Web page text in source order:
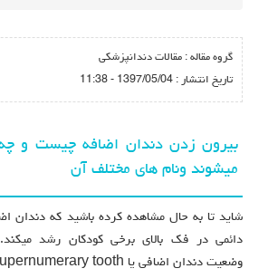
گروه مقاله : مقالات دندانپزشکی
تاريخ انتشار : 1397/05/04 - 11:38
بیرون زدن دندان اضافه چیست و
میشوند ونام های مختلف آن
شاید تا به حال مشاهده کرده باشید که دندان
دائمی در فک بالای برخی کودکان رشد
وضعیت دندان اضافی یا supernumerary tooth میگویند.